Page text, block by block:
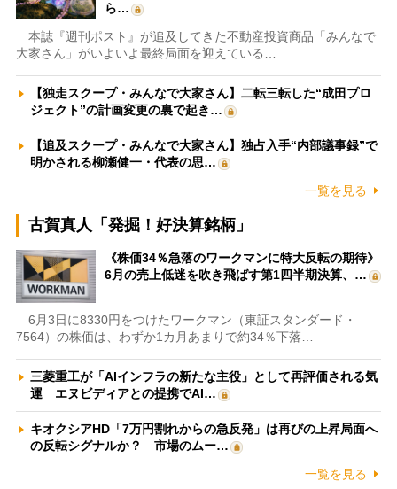
ら…
本誌『週刊ポスト』が追及してきた不動産投資商品「みんなで
大家さん」がいよいよ最終局面を迎えている…
【独走スクープ・みんなで大家さん】二転三転した“成田プロ
ジェクト”の計画変更の裏で起き…
【追及スクープ・みんなで大家さん】独占入手“内部議事録”で
明かされる柳瀬健一・代表の思…
一覧を見る
古賀真人「発掘！好決算銘柄」
《株価34％急落のワークマンに特大反転の期待》
6月の売上低迷を吹き飛ばす第1四半期決算、…
6月3日に8330円をつけたワークマン（東証スタンダード・
7564）の株価は、わずか1カ月あまりで約34％下落…
三菱重工が「AIインフラの新たな主役」として再評価される気
運 エヌビディアとの提携でAI…
キオクシアHD「7万円割れからの急反発」は再びの上昇局面へ
の反転シグナルか？ 市場のムー…
一覧を見る